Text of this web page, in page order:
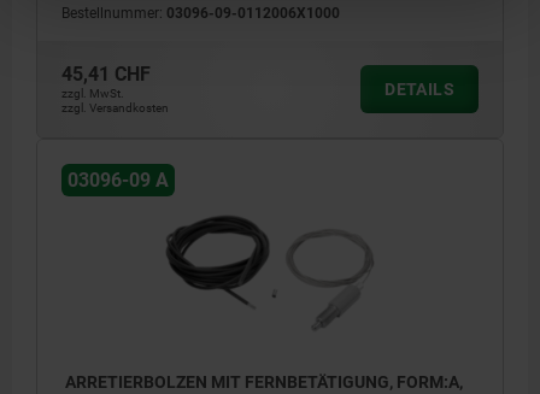
Bestellnummer: 03096-09-0112006X1000
45,41 CHF
zzgl. MwSt.
zzgl. Versandkosten
DETAILS
03096-09 A
ARRETIERBOLZEN MIT FERNBETÄTIGUNG, FORM:A,